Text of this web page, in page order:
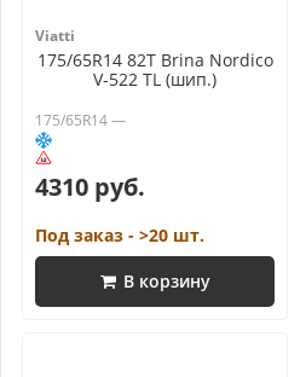
Viatti
175/65R14 82T Brina Nordico
V-522 TL (шип.)
175/65R14 —
4310 руб.
Под заказ - >20 шт.
В корзину